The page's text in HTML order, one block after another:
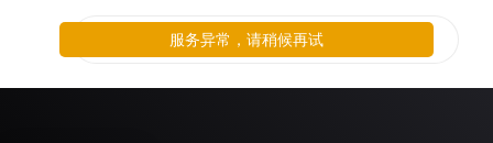
服务异常，请稍候再试